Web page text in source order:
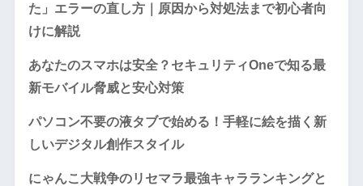
た」エラーの直し方｜原因から対処法まで初心者向
けに解説
あなたのスマホは安全？セキュリティOneで知る最
新モバイル脅威と安心対策
パソコン不要の液タブで始める！手軽に絵を描く新
しいデジタル創作スタイル
にゃんこ大戦争のリセマラ最強キャラランキングと